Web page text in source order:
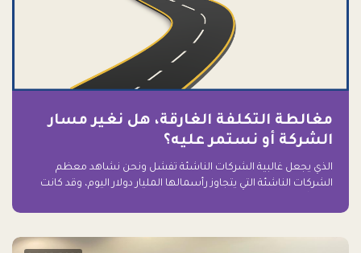
مغالطة التكلفة الغارقة، هل نغير مسار
الشركة أو نستمر عليه؟
الذي يجعل غالبية الشركات الناشئة تفشل ونحن نشاهد معظم
الشركات الناشئة التي يتجاوز رأسمالها المليار دولار اليوم، وقد كانت